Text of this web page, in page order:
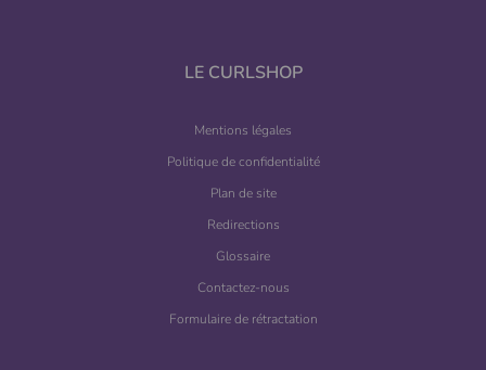
LE CURLSHOP
Mentions légales
Politique de confidentialité
Plan de site
Redirections
Glossaire
Contactez-nous
Formulaire de rétractation